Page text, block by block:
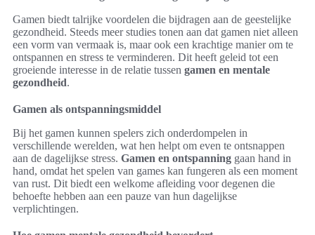
Gamen biedt talrijke voordelen die bijdragen aan de geestelijke
gezondheid. Steeds meer studies tonen aan dat gamen niet alleen
een vorm van vermaak is, maar ook een krachtige manier om te
ontspannen en stress te verminderen. Dit heeft geleid tot een
groeiende interesse in de relatie tussen gamen en mentale
gezondheid.
Gamen als ontspanningsmiddel
Bij het gamen kunnen spelers zich onderdompelen in
verschillende werelden, wat hen helpt om even te ontsnappen
aan de dagelijkse stress. Gamen en ontspanning gaan hand in
hand, omdat het spelen van games kan fungeren als een moment
van rust. Dit biedt een welkome afleiding voor degenen die
behoefte hebben aan een pauze van hun dagelijkse
verplichtingen.